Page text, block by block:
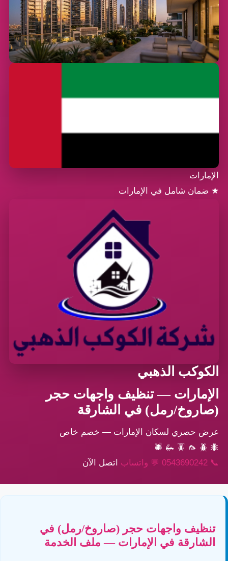
الإمارات
★ ضمان شامل في الإمارات
الكوكب الذهبي
الإمارات — تنظيف واجهات حجر
(صاروخ/رمل) في الشارقة
عرض حصري لسكان الإمارات — خصم خاص
🐜
🪳 🦟 🪲
🦗
🕷
📞
0543690242
💬 واتساب اتصل الآن
تنظيف واجهات حجر (صاروخ/رمل) في
الشارقة في الإمارات — ملف الخدمة